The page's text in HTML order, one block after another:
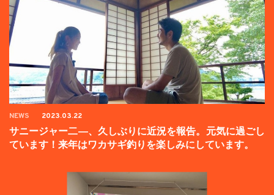
NEWS 2023.03.22
サニージャー二―、久しぶりに近況を報告。元気に過ごし
ています！来年はワカサギ釣りを楽しみにしています。